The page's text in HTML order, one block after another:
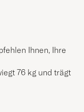
Ihnen, Ihre
76 kg und trägt